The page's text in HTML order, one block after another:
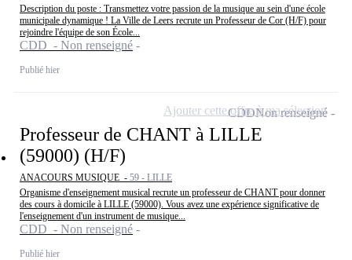
Description du poste : Transmettez votre passion de la musique au sein d'une école
municipale dynamique ! La Ville de Leers recrute un Professeur de Cor (H/F) pour
rejoindre l'équipe de son École...
CDD - Non renseigné
Publié hier
Professeur de CHANT à LILLE
(59000) (H/F)
ANACOURS MUSIQUE - 59 - LILLE
Organisme d'enseignement musical recrute un professeur de CHANT pour donner
des cours à domicile à LILLE (59000). Vous avez une expérience significative de
l'enseignement d'un instrument de musique...
CDD - Non renseigné
Publié hier
CDDNon renseigné
Ajouter cette offre à ma sélection